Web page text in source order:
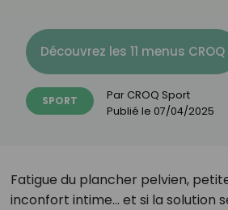
Découvrez les 11 menus CROQ
SPORT Par CROQ Sport
Publié le 07/04/2025
Fatigue du plancher pelvien,
inconfort intime… et si la solution